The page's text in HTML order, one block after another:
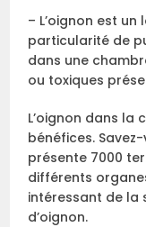
– L’oignon est
particularité de
dans une
ou toxiques
L’oignon dans la
bénéfices.
présente 7000
différents
intéressant de la
d’oignon.